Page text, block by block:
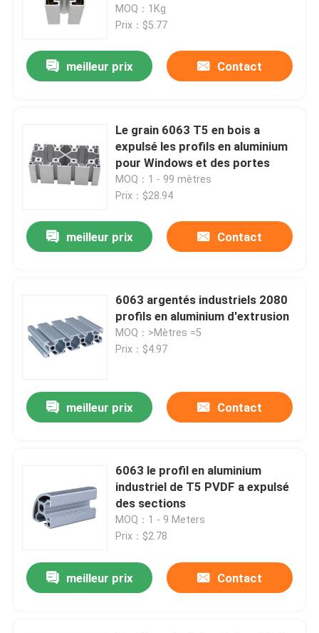
MOQ：1Kg
Prix：$5.77
meilleur prix Contact
Le grain 6063 T5 en bois a
expulsé les profils en aluminium
pour Windows et des portes
MOQ：1 - 99 mètres
Prix：$28.94
meilleur prix Contact
6063 argentés industriels 2080
profils en aluminium d'extrusion
MOQ：>Mètres =5
Prix：$4.97
meilleur prix Contact
6063 le profil en aluminium
industriel de T5 PVDF a expulsé
des sections
MOQ：1 - 9 Meters
Prix：$2.78
meilleur prix Contact